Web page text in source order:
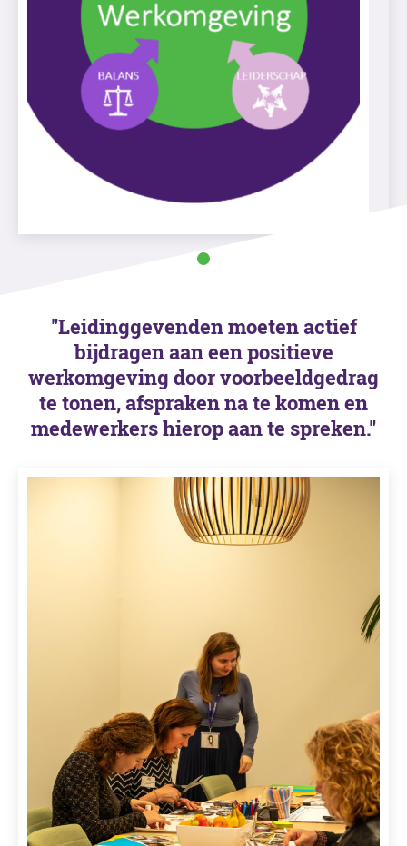
"Leidinggevenden moeten actief
bijdragen aan een positieve
werkomgeving door voorbeeldgedrag
te tonen, afspraken na te komen en
medewerkers hierop aan te spreken."